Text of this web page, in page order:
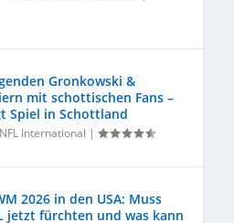
Gronkowski &
mit schottischen Fans –
Spiel in Schottland
NFL International |
2026 in den USA: Muss
jetzt fürchten und was kann